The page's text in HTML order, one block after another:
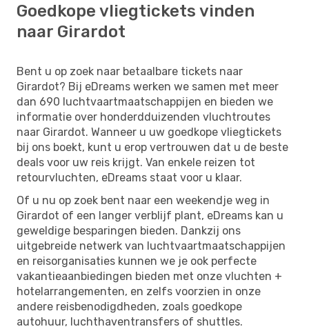
Goedkope vliegtickets vinden
naar Girardot
Bent u op zoek naar betaalbare tickets naar
Girardot? Bij eDreams werken we samen met meer
dan 690 luchtvaartmaatschappijen en bieden we
informatie over honderdduizenden vluchtroutes
naar Girardot. Wanneer u uw goedkope vliegtickets
bij ons boekt, kunt u erop vertrouwen dat u de beste
deals voor uw reis krijgt. Van enkele reizen tot
retourvluchten, eDreams staat voor u klaar.
Of u nu op zoek bent naar een weekendje weg in
Girardot of een langer verblijf plant, eDreams kan u
geweldige besparingen bieden. Dankzij ons
uitgebreide netwerk van luchtvaartmaatschappijen
en reisorganisaties kunnen we je ook perfecte
vakantieaanbiedingen bieden met onze vluchten +
hotelarrangementen, en zelfs voorzien in onze
andere reisbenodigdheden, zoals goedkope
autohuur, luchthaventransfers of shuttles.